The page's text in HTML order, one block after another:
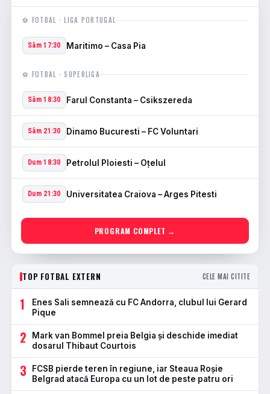
⚽ FOTBAL · LIGA PORTUGAL
Sâm 17:30 Maritimo – Casa Pia
⚽ FOTBAL · SUPERLIGA
Sâm 18:30 Farul Constanta – Csikszereda
Sâm 21:30 Dinamo Bucuresti – FC Voluntari
Dum 18:30 Petrolul Ploiesti – Oţelul
Dum 21:30 Universitatea Craiova – Arges Pitesti
PROGRAM COMPLET →
TOP FOTBAL EXTERN CELE MAI CITITE
1
Enes Sali semnează cu FC Andorra, clubul lui Gerard
Pique
2
Mark van Bommel preia Belgia și deschide imediat
dosarul Thibaut Courtois
3
FCSB pierde teren în regiune, iar Steaua Roșie
Belgrad atacă Europa cu un lot de peste patru ori